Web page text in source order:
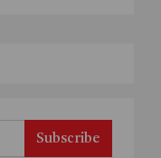
Subscribe